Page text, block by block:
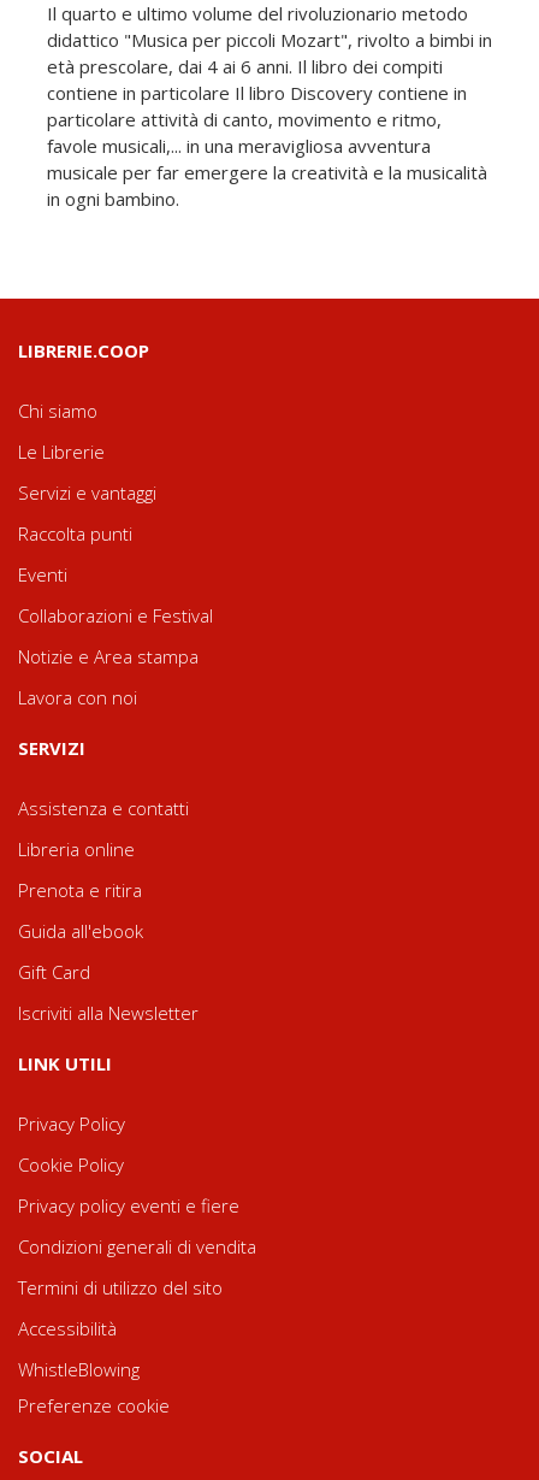
Il quarto e ultimo volume del rivoluzionario metodo
didattico "Musica per piccoli Mozart", rivolto a bimbi in
età prescolare, dai 4 ai 6 anni. Il libro dei compiti
contiene in particolare Il libro Discovery contiene in
particolare attività di canto, movimento e ritmo,
favole musicali,... in una meravigliosa avventura
musicale per far emergere la creatività e la musicalità
in ogni bambino.
LIBRERIE.COOP
Chi siamo
Le Librerie
Servizi e vantaggi
Raccolta punti
Eventi
Collaborazioni e Festival
Notizie e Area stampa
Lavora con noi
SERVIZI
Assistenza e contatti
Libreria online
Prenota e ritira
Guida all'ebook
Gift Card
Iscriviti alla Newsletter
LINK UTILI
Privacy Policy
Cookie Policy
Privacy policy eventi e fiere
Condizioni generali di vendita
Termini di utilizzo del sito
Accessibilità
WhistleBlowing
Preferenze cookie
SOCIAL